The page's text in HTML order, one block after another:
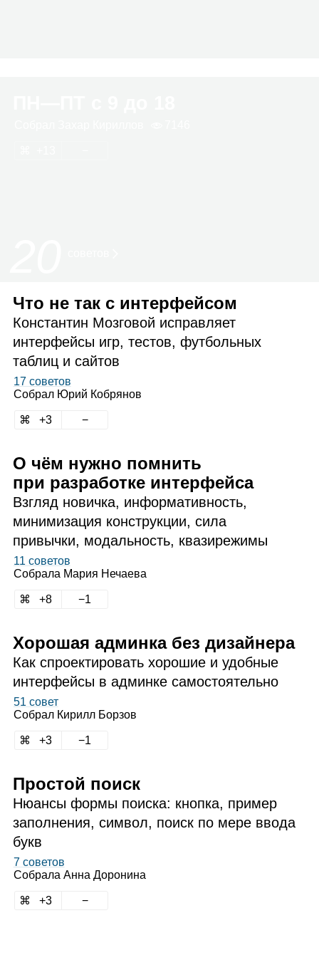
Что не так с интерфейсом
Константин Мозговой исправляет
интерфейсы игр, тестов, футбольных
таблиц и сайтов
17 советов
Собрал Юрий Кобрянов
3
О чём нужно помнить
при разработке интерфейса
Взгляд новичка, информативность,
минимизация конструкции, сила
привычки, модальность, квазирежимы
11 советов
Собрала Мария Нечаева
8 1
Хорошая админка без дизайнера
Как спроектировать хорошие и удобные
интерфейсы в админке самостоятельно
51 совет
Собрал Кирилл Борзов
3 1
Простой поиск
Нюансы формы поиска: кнопка, пример
заполнения, символ, поиск по мере ввода
букв
7 советов
Собрала Анна Доронина
3